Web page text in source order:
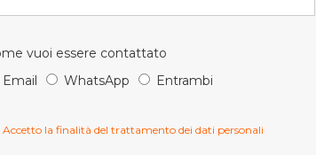
vuoi essere contattato
Email
WhatsApp Entrambi
Accetto la finalità del trattamento dei dati personali